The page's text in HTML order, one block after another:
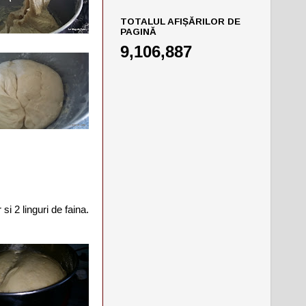
2 linguri de faina.
TOTALUL AFIȘĂRILOR DE
PAGINĂ
9,106,887